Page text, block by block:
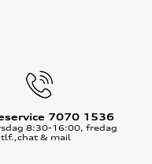
7070 1536
8:30-16:00, fredag
& mail